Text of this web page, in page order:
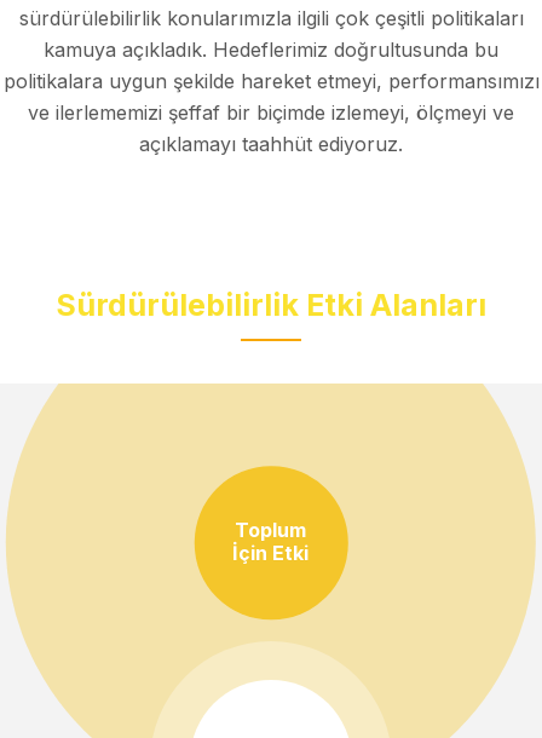
sürdürülebilirlik konularımızla ilgili çok çeşitli politikaları
kamuya açıkladık. Hedeflerimiz doğrultusunda bu
politikalara uygun şekilde hareket etmeyi, performansımızı
ve ilerlememizi şeffaf bir biçimde izlemeyi, ölçmeyi ve
açıklamayı taahhüt ediyoruz.
Sürdürülebilirlik Etki Alanları
Toplum
İçin Etki